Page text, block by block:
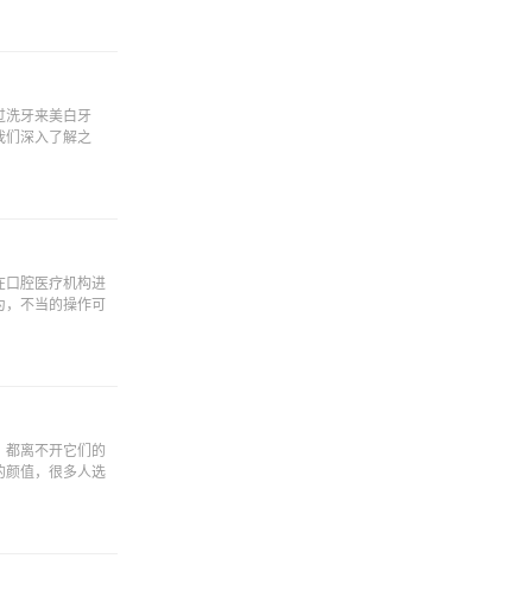
洗牙来美白牙
们深入了解之
口腔医疗机构进
不当的操作可
都离不开它们的
颜值，很多人选